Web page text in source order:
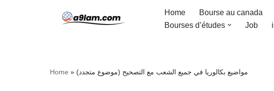
Home Bourse au canada
Bourses d’études
Job
Home » مواضيع بكالوريا في جميع الشعب مع التصحيح (موضوع متجدد)